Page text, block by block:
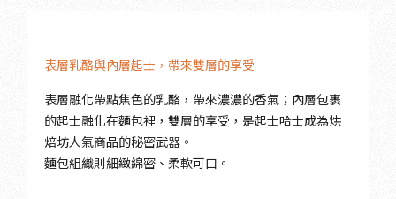
表層乳酪與內層起士，帶來雙層的享受
表層融化帶點焦色的乳酪，帶來濃濃的香氣；內層包裹
的起士融化在麵包裡，雙層的享受，是起士哈士成為烘
焙坊人氣商品的秘密武器。
麵包組織則細緻綿密、柔軟可口。